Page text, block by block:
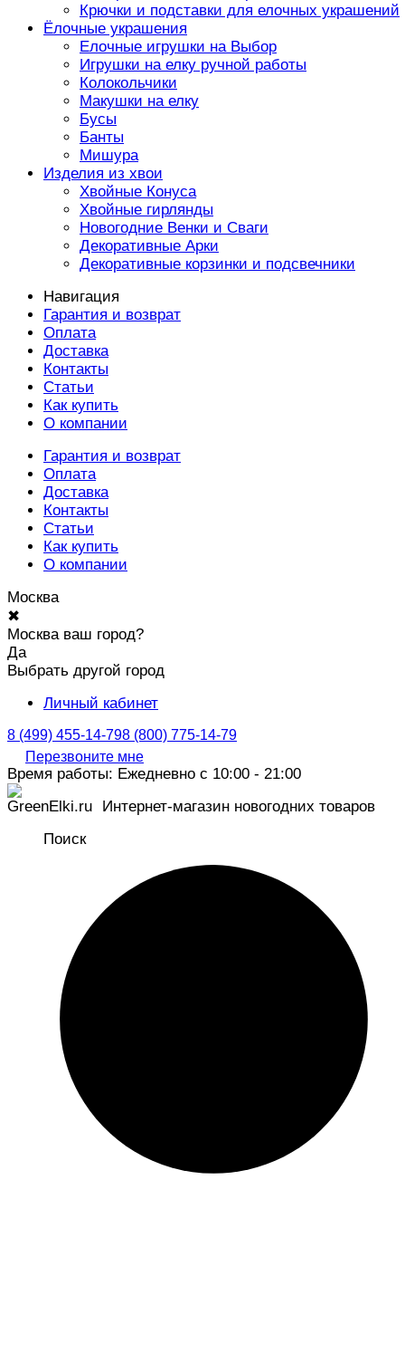
Крючки и подставки для елочных украшений
Ёлочные украшения
Елочные игрушки на Выбор
Игрушки на елку ручной работы
Колокольчики
Макушки на елку
Бусы
Банты
Мишура
Изделия из хвои
Хвойные Конуса
Хвойные гирлянды
Новогодние Венки и Сваги
Декоративные Арки
Декоративные корзинки и подсвечники
Навигация
Гарантия и возврат
Оплата
Доставка
Контакты
Статьи
Как купить
О компании
Гарантия и возврат
Оплата
Доставка
Контакты
Статьи
Как купить
О компании
Москва
✖
Москва ваш город?
Да
Выбрать другой город
Личный кабинет
8 (499) 455-14-798 (800) 775-14-79
Перезвоните мне
Время работы: Ежедневно с 10:00 - 21:00
Интернет-магазин новогодних товаров
Поиск